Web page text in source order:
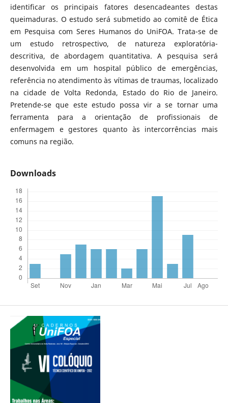
identificar os principais fatores desencadeantes destas
queimaduras. O estudo será submetido ao comitê de Ética
em Pesquisa com Seres Humanos do UniFOA. Trata-se de
um estudo retrospectivo, de natureza exploratória-
descritiva, de abordagem quantitativa. A pesquisa será
desenvolvida em um hospital público de emergências,
referência no atendimento às vítimas de traumas, localizado
na cidade de Volta Redonda, Estado do Rio de Janeiro.
Pretende-se que este estudo possa vir a se tornar uma
ferramenta para a orientação de profissionais de
enfermagem e gestores quanto às intercorrências mais
comuns na região.
Downloads